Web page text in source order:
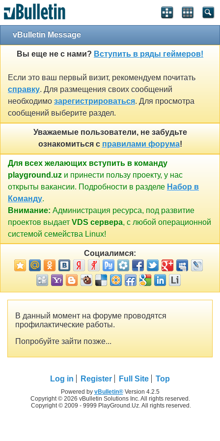
vBulletin Message
Вы еще не с нами? Вступить в ряды геймеров!
Если это ваш первый визит, рекомендуем почитать
справку. Для размещения своих сообщений
необходимо зарегистрироваться. Для просмотра
сообщений выберите раздел.
Уважаемые пользователи, не забудьте
ознакомиться с правилами форума!
Для всех желающих вступить в команду
playground.uz и принести пользу проекту, у нас
открыты вакансии. Подробности в разделе Набор в
Команду.
Внимание: Администрация ресурса, под развитие
проектов выдает VDS сервера, с любой операционной
системой семейства Linux!
Социалимся:
В данный момент на форуме проводятся
профилактические работы.
Попробуйте зайти позже...
Log in Register Full Site Top
Powered by vBulletin®Version 4.2.5
Copyright © 2026 vBulletin Solutions Inc. All rights reserved.
Copyright © 2009 - 9999 PlayGround.Uz. All rights reserved.